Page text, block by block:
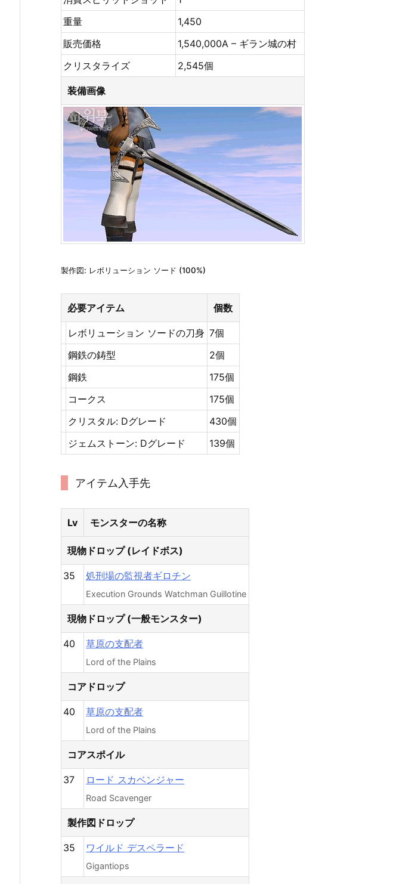
重量
1,450
販売価格
1,540,000A – ギラン城の村
クリスタライズ
2,545個
装備画像
製作図: レボリューション ソード (100%)
必要アイテム 個数
レボリューション ソードの刀身 7個
鋼鉄の鋳型
2個
鋼鉄
175個
コークス
175個
クリスタル: Dグレード
430個
ジェムストーン: Dグレード
139個
アイテム入手先
Lv モンスターの名称
現物ドロップ (レイドボス)
35 処刑場の監視者ギロチン
Execution Grounds Watchman Guillotine
現物ドロップ (一般モンスター)
40 草原の支配者
Lord of the Plains
コアドロップ
40 草原の支配者
Lord of the Plains
コアスポイル
37 ロード スカベンジャー
Road Scavenger
製作図ドロップ
35 ワイルド デスペラード
Gigantiops